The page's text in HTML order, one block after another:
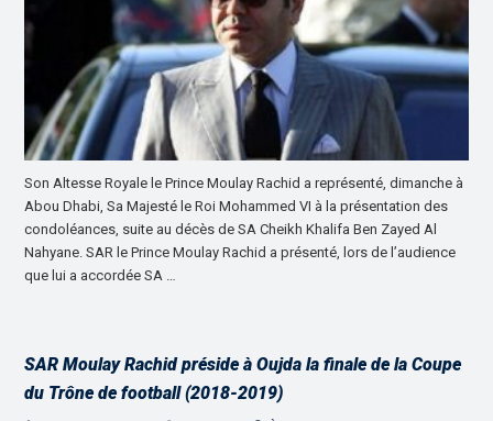
Son Altesse Royale le Prince Moulay Rachid a représenté, dimanche à
Abou Dhabi, Sa Majesté le Roi Mohammed VI à la présentation des
condoléances, suite au décès de SA Cheikh Khalifa Ben Zayed Al
Nahyane. SAR le Prince Moulay Rachid a présenté, lors de l’audience
que lui a accordée SA …
SAR Moulay Rachid préside à Oujda la finale de la Coupe
du Trône de football (2018-2019)